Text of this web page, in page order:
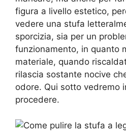
figura a livello estetico,
vedere una stufa
sporcizia, sia per un
funzionamento, in quanto
materiale, quando
rilascia sostante nocive
odore. Qui sotto vedremo
procedere.